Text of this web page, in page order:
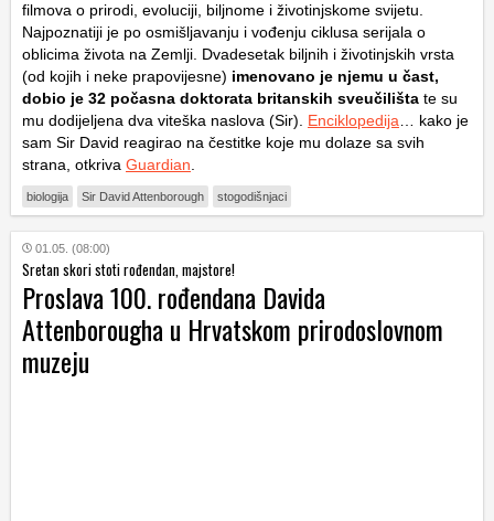
filmova o prirodi, evoluciji, biljnome i životinjskome svijetu.
Najpoznatiji je po osmišljavanju i vođenju ciklusa serijala o
oblicima života na Zemlji. Dvadesetak biljnih i životinjskih vrsta
(od kojih i neke prapovijesne) imenovano je njemu u čast,
dobio je 32 počasna doktorata britanskih sveučilišta te su
mu dodijeljena dva viteška naslova (Sir). Enciklopedija … kako je
sam Sir David reagirao na čestitke koje mu dolaze sa svih
strana, otkriva Guardian
biologija Sir David Attenborough stogodišnjaci
01.05. (08:00)
Sretan skori stoti rođendan, majstore!
Proslava 100. rođendana Davida
Attenborougha u Hrvatskom prirodoslovnom
muzeju